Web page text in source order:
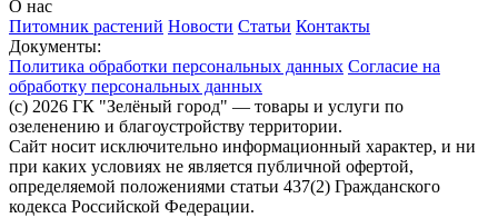
О нас
Питомник растений Новости Статьи Контакты
Документы:
Политика обработки персональных данных Согласие на
обработку персональных данных
(c) 2026 ГК "Зелёный город" — товары и услуги по
озеленению и благоустройству территории.
Сайт носит исключительно информационный характер, и ни
при каких условиях не является публичной офертой,
определяемой положениями статьи 437(2) Гражданского
кодекса Российской Федерации.